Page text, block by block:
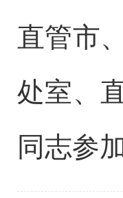
直管市
处室、
同志参